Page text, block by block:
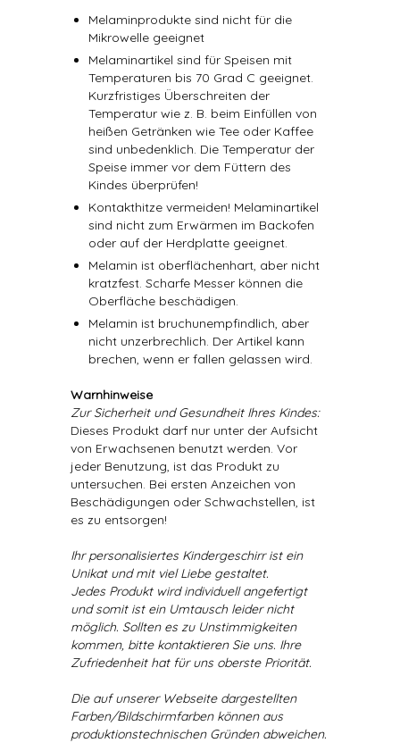
Melaminprodukte sind nicht für die
Mikrowelle geeignet
Melaminartikel sind für Speisen mit
Temperaturen bis 70 Grad C geeignet.
Kurzfristiges Überschreiten der
Temperatur wie z. B. beim Einfüllen von
heißen Getränken wie Tee oder Kaffee
sind unbedenklich. Die Temperatur der
Speise immer vor dem Füttern des
Kindes überprüfen!
Kontakthitze vermeiden! Melaminartikel
sind nicht zum Erwärmen im Backofen
oder auf der Herdplatte geeignet.
Melamin ist oberflächenhart, aber nicht
kratzfest. Scharfe Messer können die
Oberfläche beschädigen.
Melamin ist bruchunempfindlich, aber
nicht unzerbrechlich. Der Artikel kann
brechen, wenn er fallen gelassen wird.
Warnhinweise
Zur Sicherheit und Gesundheit Ihres Kindes:
Dieses Produkt darf nur unter der Aufsicht
von Erwachsenen benutzt werden. Vor
jeder Benutzung, ist das Produkt zu
untersuchen. Bei ersten Anzeichen von
Beschädigungen oder Schwachstellen, ist
es zu entsorgen!
Ihr personalisiertes Kindergeschirr ist ein
Unikat und mit viel Liebe gestaltet.
Jedes Produkt wird individuell angefertigt
und somit ist ein Umtausch leider nicht
möglich. Sollten es zu Unstimmigkeiten
kommen, bitte kontaktieren Sie uns. Ihre
Zufriedenheit hat für uns oberste Priorität.
Die auf unserer Webseite dargestellten
Farben/Bildschirmfarben können aus
produktionstechnischen Gründen abweichen.